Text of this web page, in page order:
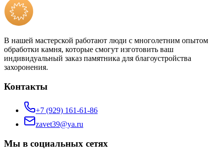
В нашей мастерской работают люди с многолетним опытом
обработки камня, которые смогут изготовить ваш
индивидуальный заказ памятника для благоустройства
захоронения.
Контакты
+7 (929) 161-61-86
zavet39@ya.ru
Мы в социальных сетях